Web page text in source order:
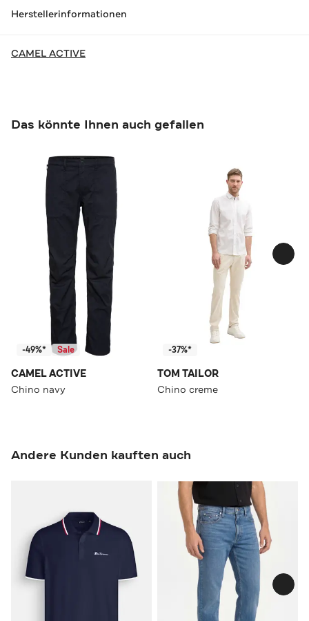
Herstellerinformationen
CAMEL ACTIVE
Das könnte Ihnen auch gefallen
-49%* Sale
CAMEL ACTIVE
Chino navy
-37%*
TOM TAILOR
Chino creme
Andere Kunden kauften auch